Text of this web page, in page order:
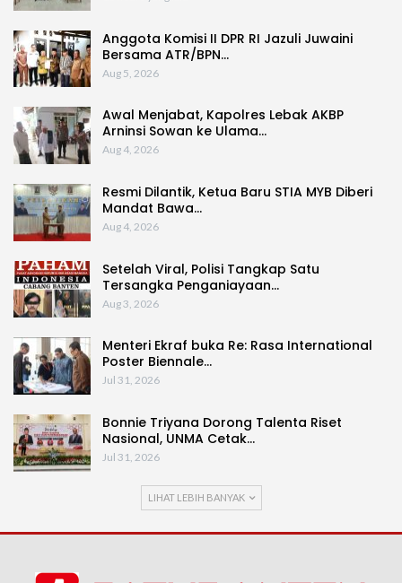
Anggota Komisi II DPR RI Jazuli Juwaini
Bersama ATR/BPN…
Aug 5, 2026
Awal Menjabat, Kapolres Lebak AKBP
Arninsi Sowan ke Ulama…
Aug 4, 2026
Resmi Dilantik, Ketua Baru STIA MYB Diberi
Mandat Bawa…
Aug 4, 2026
Setelah Viral, Polisi Tangkap Satu
Tersangka Penganiayaan…
Aug 3, 2026
Menteri Ekraf buka Re: Rasa International
Poster Biennale…
Jul 31, 2026
Bonnie Triyana Dorong Talenta Riset
Nasional, UNMA Cetak…
Jul 31, 2026
LIHAT LEBIH BANYAK